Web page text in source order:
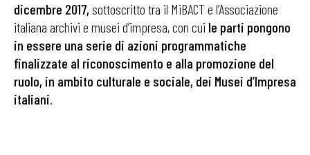
dicembre 2017, sottoscritto tra il MiBACT e l’Associazione
italiana archivi e musei d’impresa, con cui le parti pongono
in essere una serie di azioni programmatiche
finalizzate al riconoscimento e alla promozione del
ruolo, in ambito culturale e sociale, dei Musei d’Impresa
italiani.